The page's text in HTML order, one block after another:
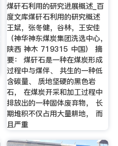
煤矸石利用的研究进展概述_百
度文库煤矸石利用的研究概述
王斌，张冬健，谷林，王安佳
（神华神东煤炭集团洗选中心，
陕西 神木 719315 中国） 摘
要： 煤矸石是一种在煤炭形成
过程中与煤伴、 共生的一种低
含碳量、 质地坚硬的黑色岩
石， 在煤炭开采和加工过程中
排放出的一种固体废弃物， 长
期堆积不仅占用大量耕地， 而
且严重